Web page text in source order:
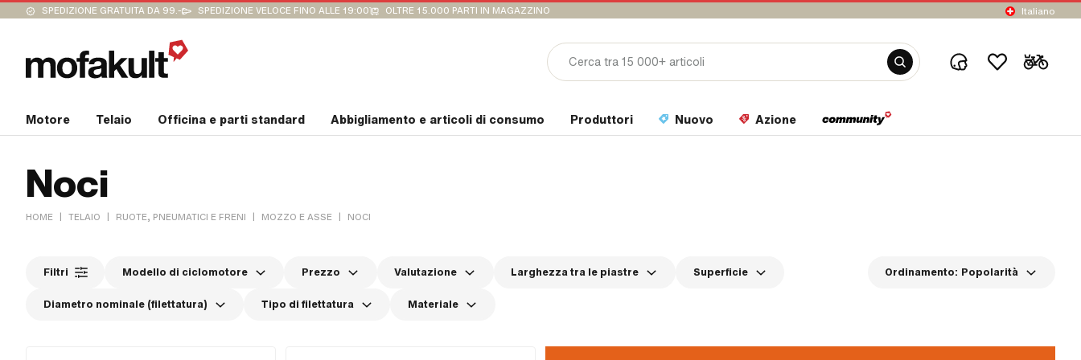
SPEDIZIONE GRATUITA DA 99.- SPEDIZIONE VELOCE FINO ALLE 19:00 OLTRE 15.000 PARTI IN MAGAZZINO Italiano
Motore Telaio Officina e parti standard Abbigliamento e articoli di consumo Produttori Nuovo Azione
Noci
HOME | TELAIO | RUOTE, PNEUMATICI E FRENI | MOZZO E ASSE | NOCI
Filtri Modello di ciclomotore Prezzo Valutazione Larghezza tra le piastre Superficie
Diametro nominale (filettatura) Tipo di filettatura Materiale
Ordinamento: Popolarità